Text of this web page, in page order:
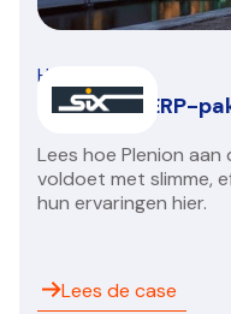
HVAC/R
Een nieuw ERP-
Lees hoe Plenion
voldoet met slimme,
hun ervaringen hier.
Lees de case